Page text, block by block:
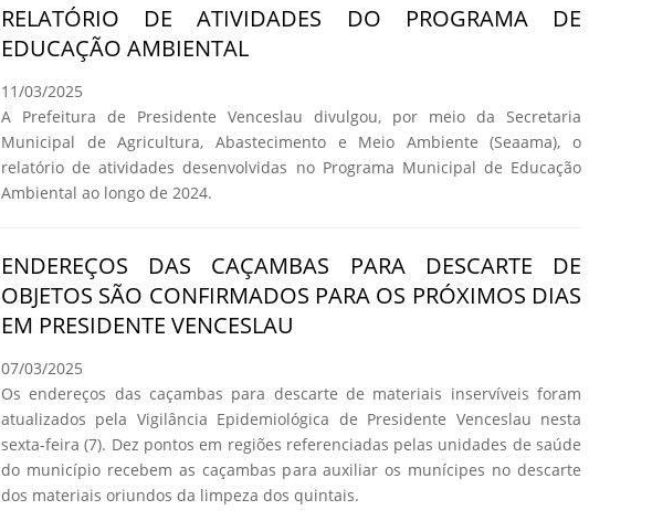
RELATÓRIO DE ATIVIDADES DO PROGRAMA DE
EDUCAÇÃO AMBIENTAL
11/03/2025
A Prefeitura de Presidente Venceslau divulgou, por meio da Secretaria
Municipal de Agricultura, Abastecimento e Meio Ambiente (Seaama), o
relatório de atividades desenvolvidas no Programa Municipal de Educação
Ambiental ao longo de 2024.
ENDEREÇOS DAS CAÇAMBAS PARA DESCARTE DE
OBJETOS SÃO CONFIRMADOS PARA OS PRÓXIMOS DIAS
EM PRESIDENTE VENCESLAU
07/03/2025
Os endereços das caçambas para descarte de materiais inservíveis foram
atualizados pela Vigilância Epidemiológica de Presidente Venceslau nesta
sexta-feira (7). Dez pontos em regiões referenciadas pelas unidades de saúde
do município recebem as caçambas para auxiliar os munícipes no descarte
dos materiais oriundos da limpeza dos quintais.